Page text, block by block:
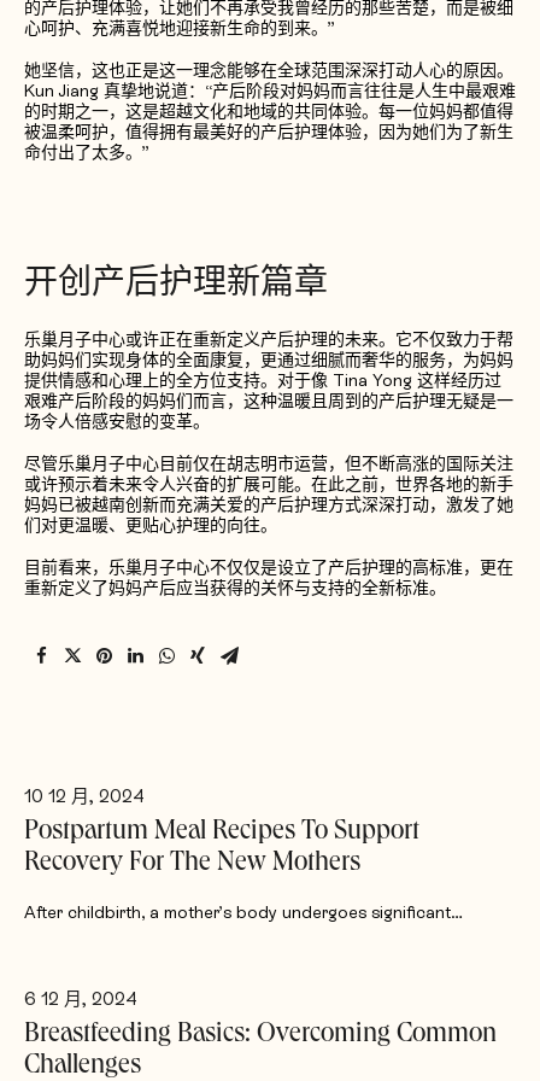
的产后护理体验，让她们不再承受我曾经历的那些苦楚，而是被细
心呵护、充满喜悦地迎接新生命的到来。”
她坚信，这也正是这一理念能够在全球范围深深打动人心的原因。
Kun Jiang 真挚地说道：“产后阶段对妈妈而言往往是人生中最艰难
的时期之一，这是超越文化和地域的共同体验。每一位妈妈都值得
被温柔呵护，值得拥有最美好的产后护理体验，因为她们为了新生
命付出了太多。”
开创产后护理新篇章
乐巢月子中心或许正在重新定义产后护理的未来。它不仅致力于帮
助妈妈们实现身体的全面康复，更通过细腻而奢华的服务，为妈妈
提供情感和心理上的全方位支持。对于像 Tina Yong 这样经历过
艰难产后阶段的妈妈们而言，这种温暖且周到的产后护理无疑是一
场令人倍感安慰的变革。
尽管乐巢月子中心目前仅在胡志明市运营，但不断高涨的国际关注
或许预示着未来令人兴奋的扩展可能。在此之前，世界各地的新手
妈妈已被越南创新而充满关爱的产后护理方式深深打动，激发了她
们对更温暖、更贴心护理的向往。
目前看来，乐巢月子中心不仅仅是设立了产后护理的高标准，更在
重新定义了妈妈产后应当获得的关怀与支持的全新标准。
10 12 月, 2024
Postpartum Meal Recipes To Support
Recovery For The New Mothers
After childbirth, a mother’s body undergoes significant…
6 12 月, 2024
Breastfeeding Basics: Overcoming Common
Challenges